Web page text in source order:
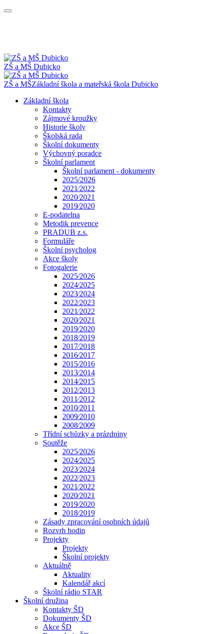
ZŠ a MŠ Dubicko
ZŠ a MŠZákladní škola a mateřská škola Dubicko
Základní škola
Kontakty
Zájmové kroužky
Historie školy
Školská rada
Školní dokumenty
Výchovný poradce
Školní parlament
Školní parlament - dokumenty
2025/2026
2021⁄2022
2020⁄2021
2019⁄2020
E-podatelna
Metodik prevence
PRADUB z.s.
Formuláře
Školní psycholog
Akce školy
Fotogalerie
2025⁄2026
2024⁄2025
2023⁄2024
2022⁄2023
2021⁄2022
2020⁄2021
2019⁄2020
2018⁄2019
2017⁄2018
2016⁄2017
2015⁄2016
2013⁄2014
2014⁄2015
2012⁄2013
2011⁄2012
2010⁄2011
2009⁄2010
2008⁄2009
Třídní schůzky a prázdniny
Soutěže
2025⁄2026
2024⁄2025
2023⁄2024
2022⁄2023
2021⁄2022
2020⁄2021
2019⁄2020
2018⁄2019
Zásady zpracování osobních údajů
Rozvrh hodin
Projekty
Projekty
Školní projekty
Aktuálně
Aktuality
Kalendář akcí
Školní rádio STAR
Školní družina
Kontakty ŠD
Dokumenty ŠD
Akce ŠD